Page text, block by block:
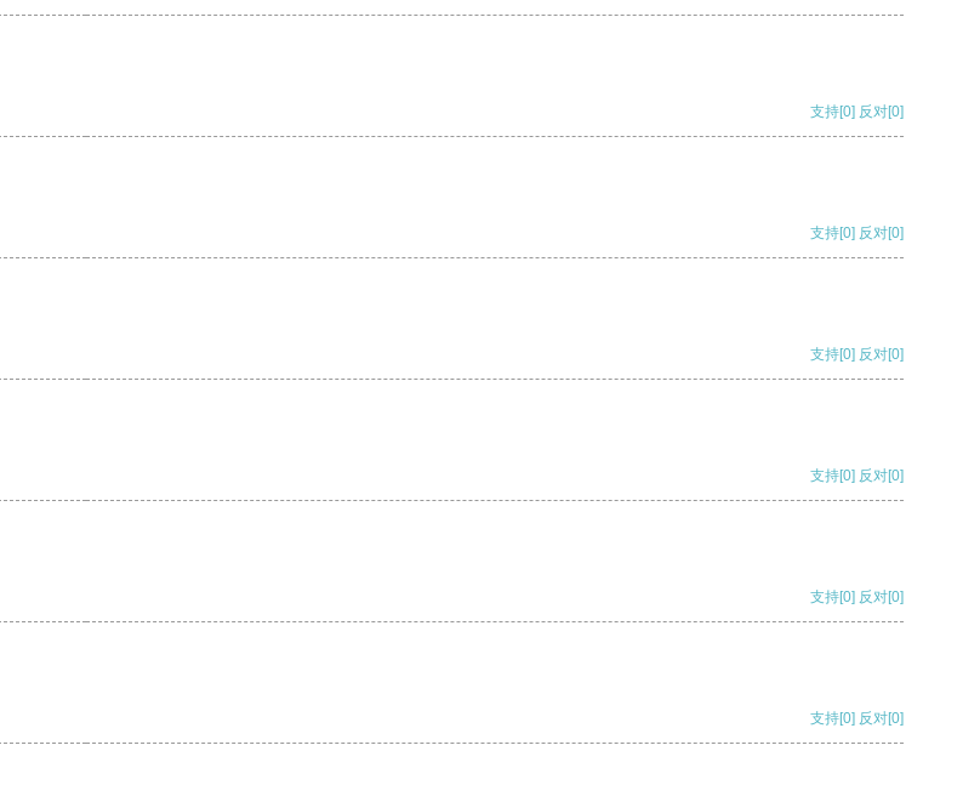
支持[0] 反对[0]
支持[0] 反对[0]
支持[0] 反对[0]
支持[0] 反对[0]
支持[0] 反对[0]
支持[0] 反对[0]